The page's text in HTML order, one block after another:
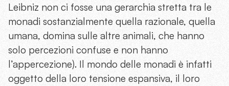
Leibniz non ci fosse una gerarchia stretta tra le
monadi sostanzialmente quella razionale, quella
umana, domina sulle altre animali, che hanno
solo percezioni confuse e non hanno
l’appercezione). Il mondo delle monadi è infatti
oggetto della loro tensione espansiva, il loro